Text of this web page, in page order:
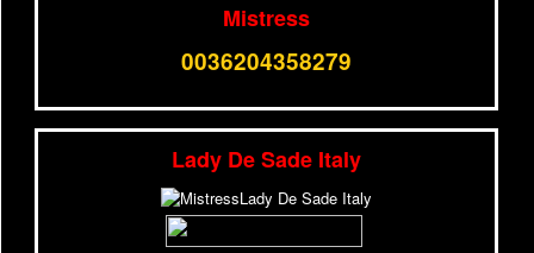
Mistress
0036204358279
Lady De Sade Italy